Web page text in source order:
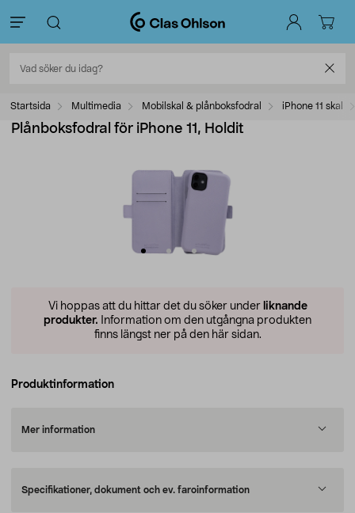
Startsida Multimedia Mobilskal & plånboksfodral iPhone 11 skal
Plånboksfodral för iPhone 11, Holdit
Vi hoppas att du hittar det du söker under liknande
produkter. Information om den utgångna produkten
finns längst ner på den här sidan.
Produktinformation
Mer information
Specifikationer, dokument och ev. faroinformation